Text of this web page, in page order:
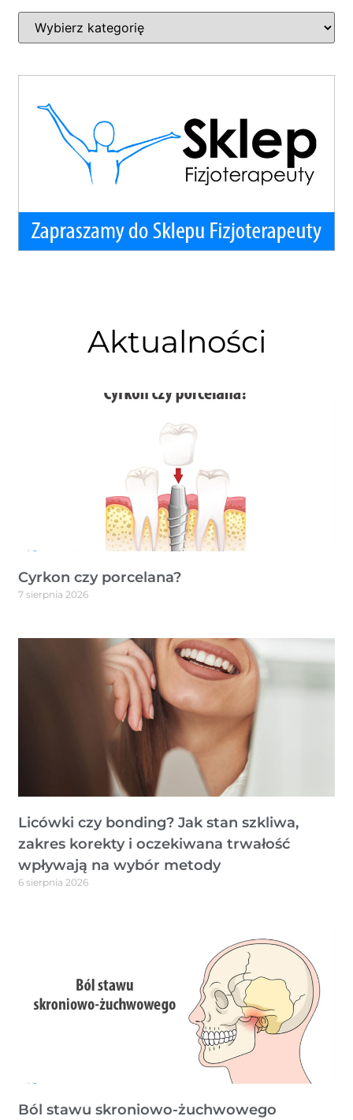
Aktualności
Cyrkon czy porcelana?
7 sierpnia 2026
Licówki czy bonding? Jak stan szkliwa,
zakres korekty i oczekiwana trwałość
wpływają na wybór metody
6 sierpnia 2026
Ból stawu skroniowo-żuchwowego